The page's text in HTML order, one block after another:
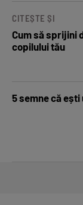
CITEȘTE ȘI
Cum să sprijini
copilului tău
5 semne că